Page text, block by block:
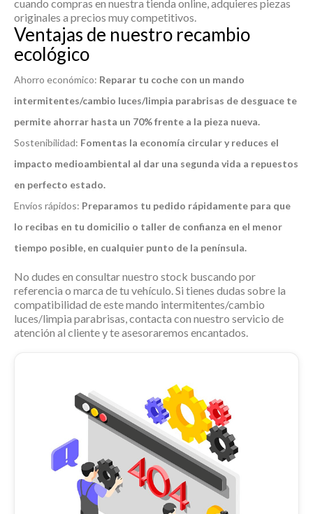
cuando compras en nuestra tienda online, adquieres piezas
originales a precios muy competitivos.
Ventajas de nuestro recambio
ecológico
Ahorro económico: Reparar tu coche con un mando
intermitentes/cambio luces/limpia parabrisas de desguace te
permite ahorrar hasta un 70% frente a la pieza nueva.
Sostenibilidad: Fomentas la economía circular y reduces el
impacto medioambiental al dar una segunda vida a repuestos
en perfecto estado.
Envíos rápidos: Preparamos tu pedido rápidamente para que
lo recibas en tu domicilio o taller de confianza en el menor
tiempo posible, en cualquier punto de la península.
No dudes en consultar nuestro stock buscando por
referencia o marca de tu vehículo. Si tienes dudas sobre la
compatibilidad de estemando intermitentes/cambio
luces/limpia parabrisas, contacta con nuestro servicio de
atención al cliente y te asesoraremos encantados.